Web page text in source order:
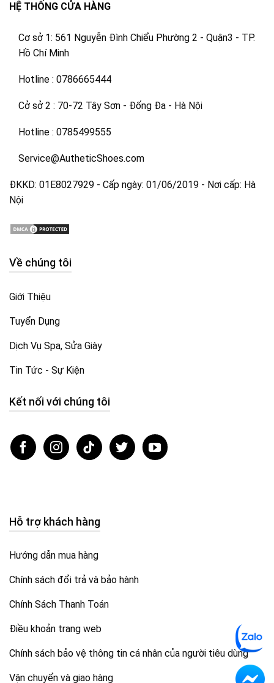
HỆ THỐNG CỬA HÀNG
Cơ sở 1: 561 Nguyễn Đình Chiểu Phường 2 - Quận3 - TP.
Hồ Chí Minh
Hotline : 0786665444
Cở sở 2 : 70-72 Tây Sơn - Đống Đa - Hà Nội
Hotline : 0785499555
Service@AutheticShoes.com
ĐKKD: 01E8027929 - Cấp ngày: 01/06/2019 - Nơi cấp: Hà
Nội
Về chúng tôi
Giới Thiệu
Tuyển Dụng
Dịch Vụ Spa, Sửa Giày
Tin Tức - Sự Kiện
Kết nối với chúng tôi
Hỗ trợ khách hàng
Hướng dẫn mua hàng
Chính sách đổi trả và bảo hành
Chính Sách Thanh Toán
Điều khoản trang web
Chính sách bảo vệ thông tin cá nhân của người tiêu dùng
Vận chuyển và giao hàng